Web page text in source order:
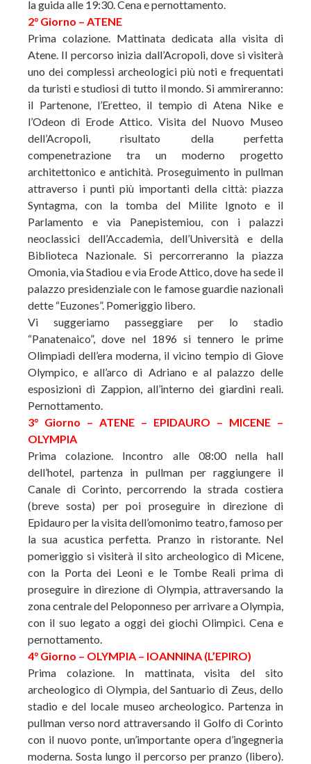
la guida alle 19:30. Cena e pernottamento.
2° Giorno – ATENE
Prima colazione. Mattinata dedicata alla visita di
Atene. Il percorso inizia dall’Acropoli, dove si visiterà
uno dei complessi archeologici più noti e frequentati
da turisti e studiosi di tutto il mondo. Si ammireranno:
il Partenone, l’Eretteo, il tempio di Atena Nike e
l’Odeon di Erode Attico. Visita del Nuovo Museo
dell’Acropoli, risultato della perfetta
compenetrazione tra un moderno progetto
architettonico e antichità. Proseguimento in pullman
attraverso i punti più importanti della città: piazza
Syntagma, con la tomba del Milite Ignoto e il
Parlamento e via Panepistemiou, con i palazzi
neoclassici dell’Accademia, dell’Università e della
Biblioteca Nazionale. Si percorreranno la piazza
Omonia, via Stadiou e via Erode Attico, dove ha sede il
palazzo presidenziale con le famose guardie nazionali
dette “Euzones”. Pomeriggio libero.
Vi suggeriamo passeggiare per lo stadio
“Panatenaico”, dove nel 1896 si tennero le prime
Olimpiadi dell’era moderna, il vicino tempio di Giove
Olympico, e all’arco di Adriano e al palazzo delle
esposizioni di Zappion, all’interno dei giardini reali.
Pernottamento.
3° Giorno – ATENE – EPIDAURO – MICENE –
OLYMPIA
Prima colazione. Incontro alle 08:00 nella hall
dell’hotel, partenza in pullman per raggiungere il
Canale di Corinto, percorrendo la strada costiera
(breve sosta) per poi proseguire in direzione di
Epidauro per la visita dell’omonimo teatro, famoso per
la sua acustica perfetta. Pranzo in ristorante. Nel
pomeriggio si visiterà il sito archeologico di Micene,
con la Porta dei Leoni e le Tombe Reali prima di
proseguire in direzione di Olympia, attraversando la
zona centrale del Peloponneso per arrivare a Olympia,
con il suo legato a oggi dei giochi Olimpici. Cena e
pernottamento.
4° Giorno – OLYMPIA – IOANNINA (L’EPIRO)
Prima colazione. In mattinata, visita del sito
archeologico di Olympia, del Santuario di Zeus, dello
stadio e del locale museo archeologico. Partenza in
pullman verso nord attraversando il Golfo di Corinto
con il nuovo ponte, un’importante opera d’ingegneria
moderna. Sosta lungo il percorso per pranzo (libero).